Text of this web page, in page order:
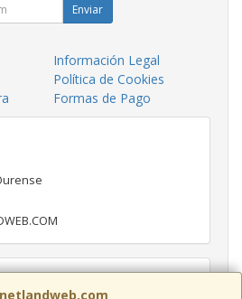
Enviar
Información Legal
Política de Cookies
Formas de Pago